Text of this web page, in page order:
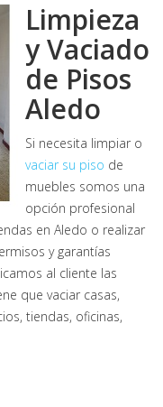
Limpieza
y Vaciado
de Pisos
Aledo
Si necesita limpiar o
vaciar su piso de
muebles somos una
opción profesional
en Aledo o realizar
y garantías
al cliente las
que vaciar casas,
tiendas, oficinas,